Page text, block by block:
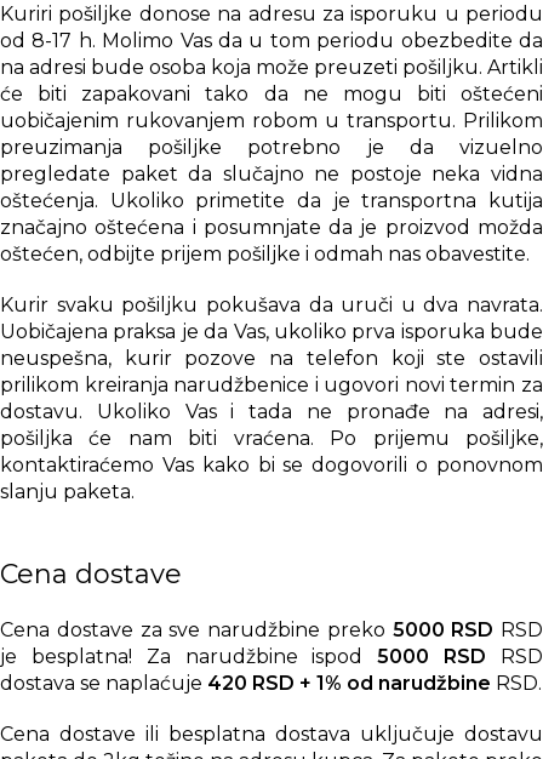
Kuriri pošiljke donose na adresu za isporuku u periodu
od 8-17 h. Molimo Vas da u tom periodu obezbedite da
na adresi bude osoba koja može preuzeti pošiljku. Artikli
će biti zapakovani tako da ne mogu biti oštećeni
uobičajenim rukovanjem robom u transportu. Prilikom
preuzimanja pošiljke potrebno je da vizuelno
pregledate paket da slučajno ne postoje neka vidna
oštećenja. Ukoliko primetite da je transportna kutija
značajno oštećena i posumnjate da je proizvod možda
oštećen, odbijte prijem pošiljke i odmah nas obavestite.
Kurir svaku pošiljku pokušava da uruči u dva navrata.
Uobičajena praksa je da Vas, ukoliko prva isporuka bude
neuspešna, kurir pozove na telefon koji ste ostavili
prilikom kreiranja narudžbenice i ugovori novi termin za
dostavu. Ukoliko Vas i tada ne pronađe na adresi,
pošiljka će nam biti vraćena. Po prijemu pošiljke,
kontaktiraćemo Vas kako bi se dogovorili o ponovnom
slanju paketa.
Cena dostave
Cena dostave za sve narudžbine preko 5000 RSD RSD
je besplatna! Za narudžbine ispod5000 RSD RSD
dostava se naplaćuje 420 RSD + 1% od narudžbine RSD.
Cena dostave ili besplatna dostava uključuje dostavu